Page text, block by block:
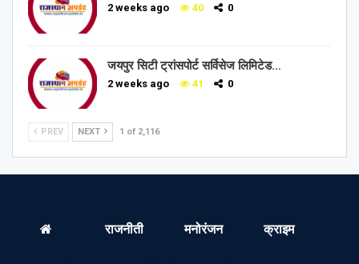
2 weeks ago 40 0
जयपुर सिटी ट्रांसपोर्ट सर्विसेज लिमिटेड…
2 weeks ago 41 0
PREV NEXT 1 of 2,116
राजनीती मनोरंजन क्राइम